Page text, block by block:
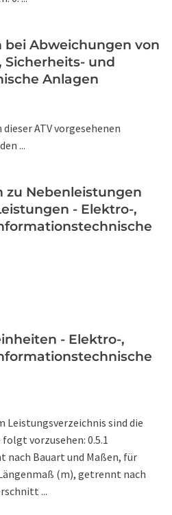
bei Abweichungen von
Sicherheits- und
Anlagen
dieser ATV vorgesehenen
...
zu Nebenleistungen
- Elektro-,
- Elektro-,
Leistungsverzeichnis sind die
vorzusehen: 0.5.1
nach Bauart und Maßen, für
(m), getrennt nach
...